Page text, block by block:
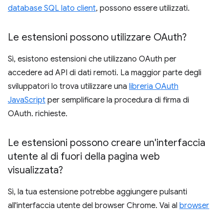
database SQL lato client, possono essere utilizzati.
Le estensioni possono utilizzare OAuth?
Sì, esistono estensioni che utilizzano OAuth per
accedere ad API di dati remoti. La maggior parte degli
sviluppatori lo trova utilizzare una libreria OAuth
JavaScript per semplificare la procedura di firma di
OAuth. richieste.
Le estensioni possono creare un'interfaccia
utente al di fuori della pagina web
visualizzata?
Sì, la tua estensione potrebbe aggiungere pulsanti
all'interfaccia utente del browser Chrome. Vai al browser